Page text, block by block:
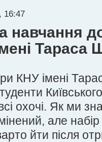
16:47
до
Тараса
КНУ імені
охочі. Як ми
але набір
йти після